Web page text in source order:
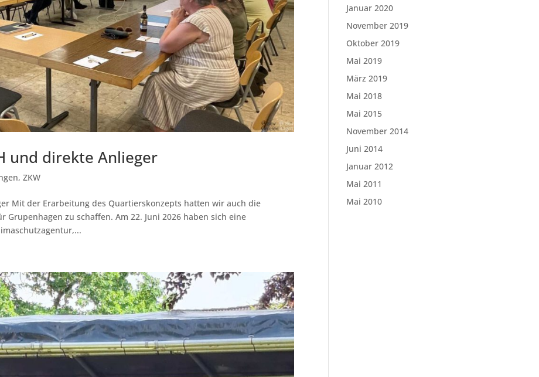
und direkte Anlieger
,ZKW
Mit der Erarbeitung des Quartierskonzepts hatten wir auch die
zu schaffen. Am 22. Juni 2026 haben sich eine
Januar 2020
November 2019
Oktober 2019
Mai 2019
März 2019
Mai 2018
Mai 2015
November 2014
Juni 2014
Januar 2012
Mai 2011
Mai 2010